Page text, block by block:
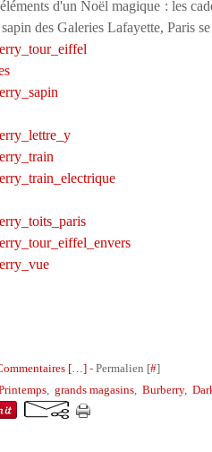
d'un Noël magique : les
des Galeries Lafayette, Paris
[…] - Permalien [#]
, grands magasins, Burberry,